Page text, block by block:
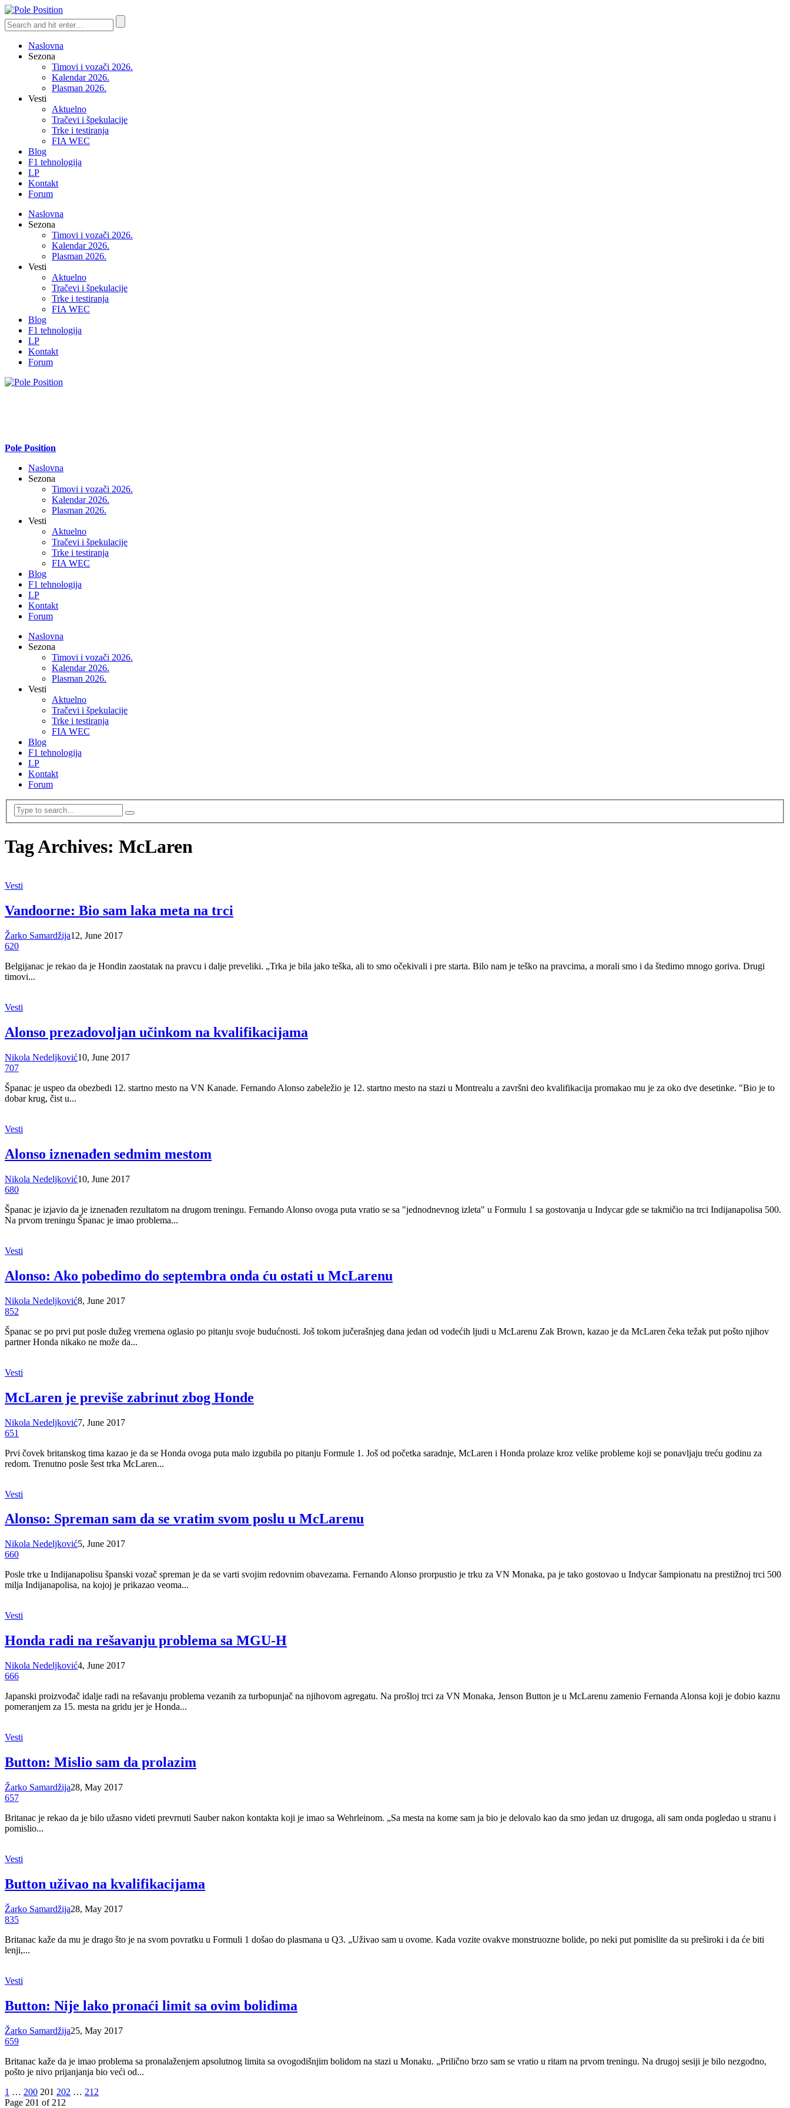
Naslovna
Sezona
Timovi i vozači 2026.
Kalendar 2026.
Plasman 2026.
Vesti
Aktuelno
Tračevi i špekulacije
Trke i testiranja
FIA WEC
Blog
F1 tehnologija
LP
Kontakt
Forum
Naslovna
Sezona
Timovi i vozači 2026.
Kalendar 2026.
Plasman 2026.
Vesti
Aktuelno
Tračevi i špekulacije
Trke i testiranja
FIA WEC
Blog
F1 tehnologija
LP
Kontakt
Forum
Pole Position
Naslovna
Sezona
Timovi i vozači 2026.
Kalendar 2026.
Plasman 2026.
Vesti
Aktuelno
Tračevi i špekulacije
Trke i testiranja
FIA WEC
Blog
F1 tehnologija
LP
Kontakt
Forum
Naslovna
Sezona
Timovi i vozači 2026.
Kalendar 2026.
Plasman 2026.
Vesti
Aktuelno
Tračevi i špekulacije
Trke i testiranja
FIA WEC
Blog
F1 tehnologija
LP
Kontakt
Forum
Tag Archives: McLaren
Vesti
Vandoorne: Bio sam laka meta na trci
Žarko Samardžija12, June 2017
620
Belgijanac je rekao da je Hondin zaostatak na pravcu i dalje preveliki. „Trka je bila jako teška, ali to smo očekivali i pre starta. Bilo nam je teško na pravcima, a morali smo i da štedimo mnogo goriva. Drugi
timovi...
Vesti
Alonso prezadovoljan učinkom na kvalifikacijama
Nikola Nedeljković10, June 2017
707
Španac je uspeo da obezbedi 12. startno mesto na VN Kanade. Fernando Alonso zabeležio je 12. startno mesto na stazi u Montrealu a završni deo kvalifikacija promakao mu je za oko dve desetinke. "Bio je to
dobar krug, čist u...
Vesti
Alonso iznenađen sedmim mestom
Nikola Nedeljković10, June 2017
680
Španac je izjavio da je iznenađen rezultatom na drugom treningu. Fernando Alonso ovoga puta vratio se sa "jednodnevnog izleta" u Formulu 1 sa gostovanja u Indycar gde se takmičio na trci Indijanapolisa 500.
Na prvom treningu Španac je imao problema...
Vesti
Alonso: Ako pobedimo do septembra onda ću ostati u McLarenu
Nikola Nedeljković8, June 2017
852
Španac se po prvi put posle dužeg vremena oglasio po pitanju svoje budućnosti. Još tokom jučerašnjeg dana jedan od vodećih ljudi u McLarenu Zak Brown, kazao je da McLaren čeka težak put pošto njihov
partner Honda nikako ne može da...
Vesti
McLaren je previše zabrinut zbog Honde
Nikola Nedeljković7, June 2017
651
Prvi čovek britanskog tima kazao je da se Honda ovoga puta malo izgubila po pitanju Formule 1. Još od početka saradnje, McLaren i Honda prolaze kroz velike probleme koji se ponavljaju treću godinu za
redom. Trenutno posle šest trka McLaren...
Vesti
Alonso: Spreman sam da se vratim svom poslu u McLarenu
Nikola Nedeljković5, June 2017
660
Posle trke u Indijanapolisu španski vozač spreman je da se varti svojim redovnim obavezama. Fernando Alonso prorpustio je trku za VN Monaka, pa je tako gostovao u Indycar šampionatu na prestižnoj trci 500
milja Indijanapolisa, na kojoj je prikazao veoma...
Vesti
Honda radi na rešavanju problema sa MGU-H
Nikola Nedeljković4, June 2017
666
Japanski proizvođač idalje radi na rešavanju problema vezanih za turbopunjač na njihovom agregatu. Na prošloj trci za VN Monaka, Jenson Button je u McLarenu zamenio Fernanda Alonsa koji je dobio kaznu
pomeranjem za 15. mesta na gridu jer je Honda...
Vesti
Button: Mislio sam da prolazim
Žarko Samardžija28, May 2017
657
Britanac je rekao da je bilo užasno videti prevrnuti Sauber nakon kontakta koji je imao sa Wehrleinom. „Sa mesta na kome sam ja bio je delovalo kao da smo jedan uz drugoga, ali sam onda pogledao u stranu i
pomislio...
Vesti
Button uživao na kvalifikacijama
Žarko Samardžija28, May 2017
835
Britanac kaže da mu je drago što je na svom povratku u Formuli 1 došao do plasmana u Q3. „Uživao sam u ovome. Kada vozite ovakve monstruozne bolide, po neki put pomislite da su preširoki i da će biti
lenji,...
Vesti
Button: Nije lako pronaći limit sa ovim bolidima
Žarko Samardžija25, May 2017
659
Britanac kaže da je imao problema sa pronalaženjem apsolutnog limita sa ovogodišnjim bolidom na stazi u Monaku. „Prilično brzo sam se vratio u ritam na prvom treningu. Na drugoj sesiji je bilo nezgodno,
pošto je nivo prijanjanja bio veći od...
1 … 200 201 202 … 212
Page 201 of 212